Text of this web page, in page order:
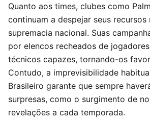
Quanto aos times, clubes como
continuam a despejar seus recursos
supremacia nacional. Suas
por elencos recheados de
técnicos capazes, tornando-os
Contudo, a imprevisibilidade
Brasileiro garante que sempre
surpresas, como o surgimento de
revelações a cada temporada.